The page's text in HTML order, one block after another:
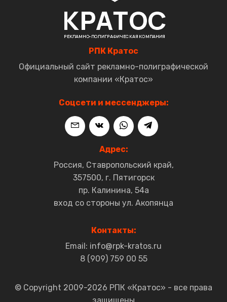
РПК Кратос
Официальный сайт рекламно-полиграфической
компании «Кратос»
Соцсети и мессенджеры:
Адрес:
Россия, Ставропольский край,
357500, г. Пятигорск
пр. Калинина, 54а
вход со стороны ул. Акопянца
Контакты:
Email: info@rpk-kratos.ru
8 (909) 759 00 55
© Copyright 2009-2026 РПК «Кратос» - все права